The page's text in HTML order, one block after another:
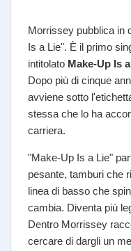
Morrissey pubblica in
Is a Lie". È il primo
intitolato Make-Up Is
Dopo più di cinque
avviene sotto
stessa che lo ha
carriera.
"Make-Up Is a Lie"
pesante, tamburi che
linea di basso che
cambia. Diventa più
Dentro Morrissey
cercare di dargli un